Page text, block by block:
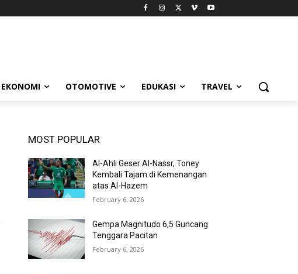
EKONOMI OTOMOTIVE EDUKASI TRAVEL
MOST POPULAR
Al-Ahli Geser Al-Nassr, Toney
Kembali Tajam di Kemenangan
atas Al-Hazem
February 6, 2026
Gempa Magnitudo 6,5 Guncang
Tenggara Pacitan
February 6, 2026